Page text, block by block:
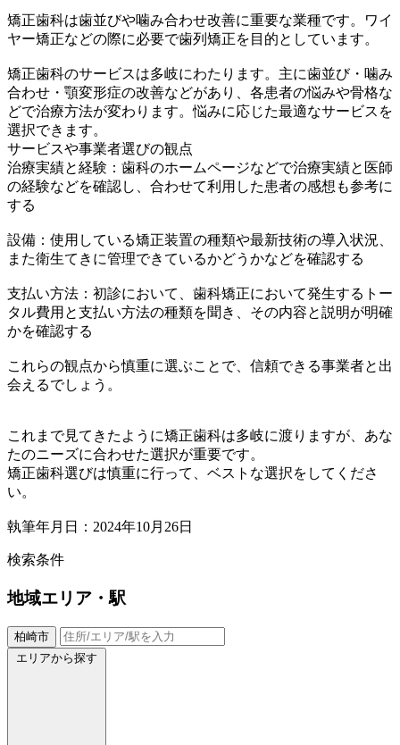
矯正歯科は歯並びや噛み合わせ改善に重要な業種です。ワイ
ヤー矯正などの際に必要で歯列矯正を目的としています。
矯正歯科のサービスは多岐にわたります。主に歯並び・噛み
合わせ・顎変形症の改善などがあり、各患者の悩みや骨格な
どで治療方法が変わります。悩みに応じた最適なサービスを
選択できます。
サービスや事業者選びの観点
治療実績と経験：歯科のホームページなどで治療実績と医師
の経験などを確認し、合わせて利用した患者の感想も参考に
する
設備：使用している矯正装置の種類や最新技術の導入状況、
また衛生てきに管理できているかどうかなどを確認する
支払い方法：初診において、歯科矯正において発生するトー
タル費用と支払い方法の種類を聞き、その内容と説明が明確
かを確認する
これらの観点から慎重に選ぶことで、信頼できる事業者と出
会えるでしょう。
これまで見てきたように矯正歯科は多岐に渡りますが、あな
たのニーズに合わせた選択が重要です。
矯正歯科選びは慎重に行って、ベストな選択をしてくださ
い。
執筆年月日：2024年10月26日
検索条件
地域エリア・駅
柏崎市
エリアから探す